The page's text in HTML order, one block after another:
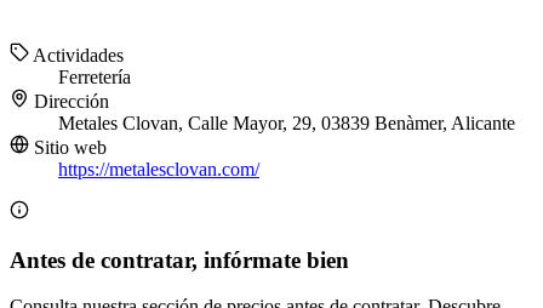
Actividades
Ferretería
Dirección
Metales Clovan, Calle Mayor, 29, 03839 Benàmer, Alicante
Sitio web
https://metalesclovan.com/
Antes de contratar, infórmate bien